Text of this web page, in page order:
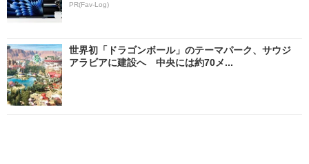
PR(Fav-Log)
世界初「ドラゴンボール」のテーマパーク、サウジ
アラビアに建設へ 中央には約70メ...